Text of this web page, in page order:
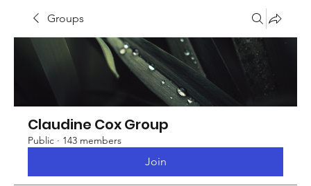
Groups
Claudine Cox Group
Public · 143 members
Join